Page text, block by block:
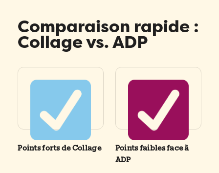
Comparaison rapide :
Collage vs. ADP
Points forts de Collage
Points faibles face à
ADP